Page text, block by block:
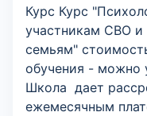
Курс Курс
участникам СВО и
семьям"
обучения - можно
Школа дает
ежемесячным